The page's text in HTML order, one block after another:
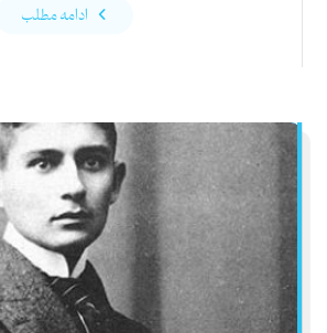
ادامه مطلب